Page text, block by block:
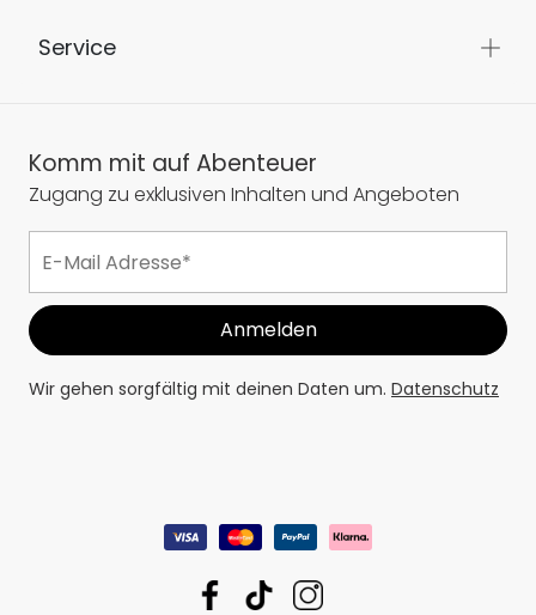
Service
Komm mit auf Abenteuer
Zugang zu exklusiven Inhalten und Angeboten
Wir gehen sorgfältig mit deinen Daten um. Datenschutz